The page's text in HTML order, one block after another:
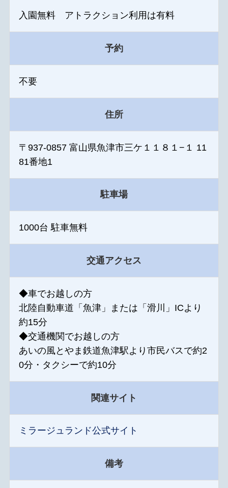
入園無料 アトラクション利用は有料
予約
不要
住所
〒937-0857 富山県魚津市三ケ１１８１−１ 11
81番地1
駐車場
1000台 駐車無料
交通アクセス
◆車でお越しの方
北陸自動車道「魚津」または「滑川」ICより
約15分
◆交通機関でお越しの方
あいの風とやま鉄道魚津駅より市民バスで約2
0分・タクシーで約10分
関連サイト
ミラージュランド公式サイト
備考